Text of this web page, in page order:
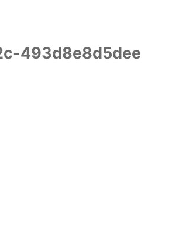
493d8e8d5dee